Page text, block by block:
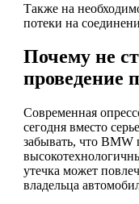
Также на
потеки на
Почему не
проведение
Современная
сегодня вместо
забывать, что BMW
утечка может
владельца